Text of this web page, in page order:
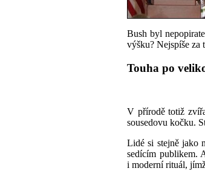
Bush byl
výšku? Nejspíše za
Touha po
V přírodětotiž
sousedovu kočku.
Lidési stejně jako
sedícím publikem.
i moderní rituál,